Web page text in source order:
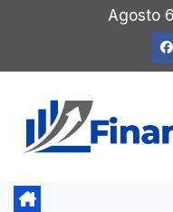
contenido
Agosto